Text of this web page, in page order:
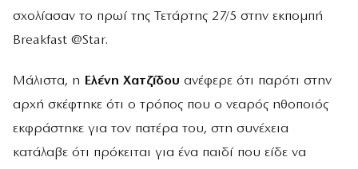
σχολίασαν το πρωί της Τετάρτης 27/5 στην εκπομπή
Breakfast @Star.
Μάλιστα, η Ελένη Χατζίδου ανέφερε ότι παρότι στην
αρχή σκέφτηκε ότι ο τρόπος που ο νεαρός ηθοποιός
εκφράστηκε για τον πατέρα του, στη συνέχεια
κατάλαβε ότι πρόκειται για ένα παιδί που είδε να